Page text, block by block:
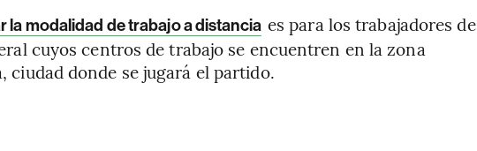
la modalidad de trabajo a distancia es para los trabajadores de
cuyos centros de trabajo se encuentren en la zona
ciudad donde se jugará el partido.